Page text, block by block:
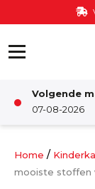
Ga naar de inhoud
Volgende
07-08-2026
Home /
mooiste stoffen